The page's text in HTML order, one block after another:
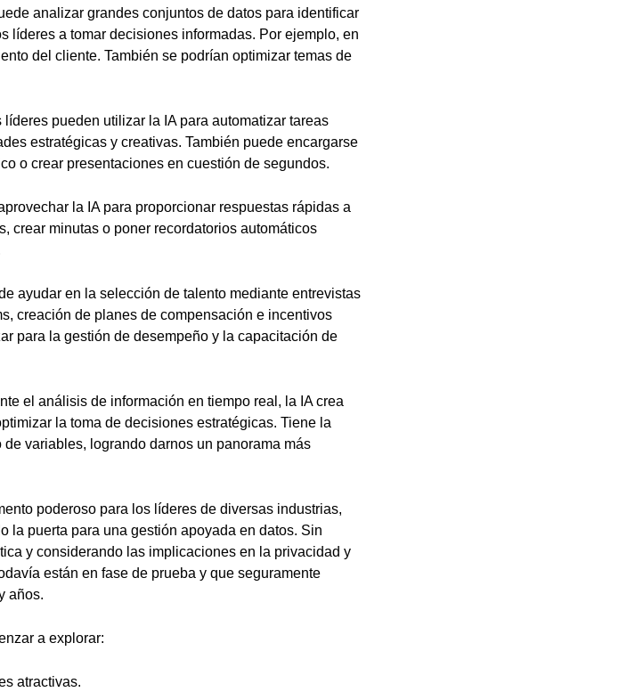
analizar grandes conjuntos de datos para identificar
líderes a tomar decisiones informadas. Por ejemplo, en
del cliente. También se podrían optimizar temas de
pueden utilizar la IA para automatizar tareas
estratégicas y creativas. También puede encargarse
o crear presentaciones en cuestión de segundos.
la IA para proporcionar respuestas rápidas a
crear minutas o poner recordatorios automáticos
ayudar en la selección de talento mediante entrevistas
creación de planes de compensación e incentivos
para la gestión de desempeño y la capacitación de
el análisis de información en tiempo real, la IA crea
la toma de decisiones estratégicas. Tiene la
variables, logrando darnos un panorama más
poderoso para los líderes de diversas industrias,
la puerta para una gestión apoyada en datos. Sin
y considerando las implicaciones en la privacidad y
están en fase de prueba y que seguramente
años.
a explorar:
atractivas.